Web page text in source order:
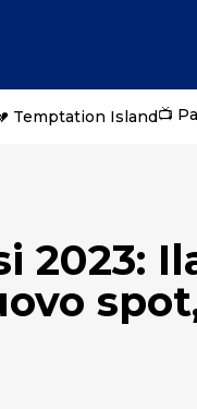
Temptation Island📺
2023: